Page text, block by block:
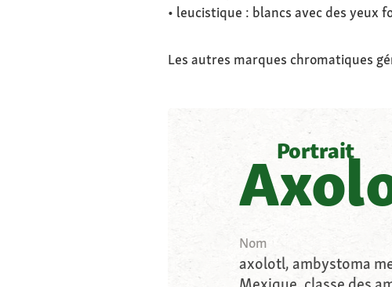
• leucistique : blancs avec des yeux
Les autres marques chromatiques
Portrait
Nom
axolotl, ambystoma